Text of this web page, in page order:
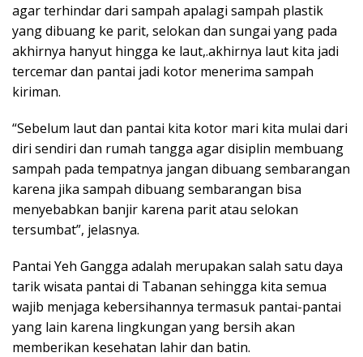
agar terhindar dari sampah apalagi sampah plastik
yang dibuang ke parit, selokan dan sungai yang pada
akhirnya hanyut hingga ke laut,.akhirnya laut kita jadi
tercemar dan pantai jadi kotor menerima sampah
kiriman.
“Sebelum laut dan pantai kita kotor mari kita mulai dari
diri sendiri dan rumah tangga agar disiplin membuang
sampah pada tempatnya jangan dibuang sembarangan
karena jika sampah dibuang sembarangan bisa
menyebabkan banjir karena parit atau selokan
tersumbat”, jelasnya.
Pantai Yeh Gangga adalah merupakan salah satu daya
tarik wisata pantai di Tabanan sehingga kita semua
wajib menjaga kebersihannya termasuk pantai-pantai
yang lain karena lingkungan yang bersih akan
memberikan kesehatan lahir dan batin.